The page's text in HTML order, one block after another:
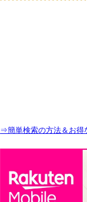
⇒簡単検索の方法＆お得